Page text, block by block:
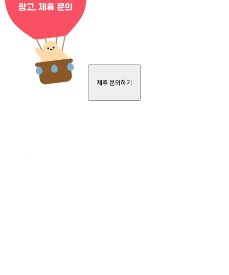
제휴 문의하기